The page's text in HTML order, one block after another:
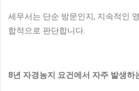
세무서는 단순 방문인지, 지속적인
합적으로 판단합니다.
8년 자경농지 요건에서 자주 발생하